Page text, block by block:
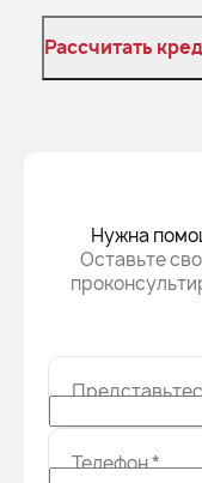
Рассчитать
Нужна
Оставьте
Телефон*